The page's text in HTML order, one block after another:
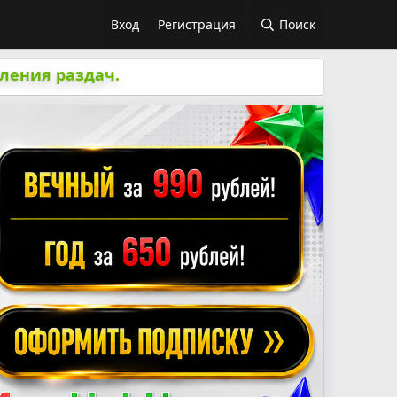
Вход Регистрация Поиск
раздач.